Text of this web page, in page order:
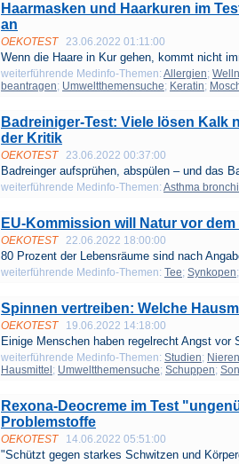
Haarmasken und Haarkuren im
an
OEKOTEST 23.06.2022 01:11:00
Wenn die Haare in Kur gehen, kommt nicht
weiterführende Medinfo-Themen: Allergien;
beantragen; Umweltthemensuche; Keratin;
Badreiniger-Test: Viele lösen Kalk
der Kritik
OEKOTEST 23.06.2022 00:37:00
Badreinger aufsprühen, abspülen – und das
weiterführende Medinfo-Themen: Asthma
EU-Kommission will Natur vor
OEKOTEST 22.06.2022 18:00:00
80 Prozent der Lebensräume sind nach
weiterführende Medinfo-Themen: Tee; Synkopen
Spinnen vertreiben: Welche
OEKOTEST 19.06.2022 14:18:00
Einige Menschen haben regelrecht Angst vor
weiterführende Medinfo-Themen: Studien;
Hausmittel ; Umweltthemensuche; Schuppen;
Rexona-Deocreme im Test
Problemstoffe
OEKOTEST 14.06.2022 05:51:00
"Schützt gegen starkes Schwitzen und